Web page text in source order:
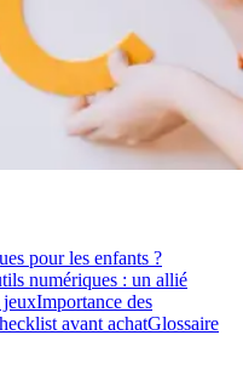
pour les enfants ?
numériques : un allié
jeuxImportance des
avant achatGlossaire